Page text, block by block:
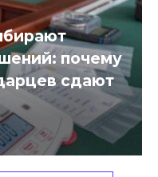
почему
сдают